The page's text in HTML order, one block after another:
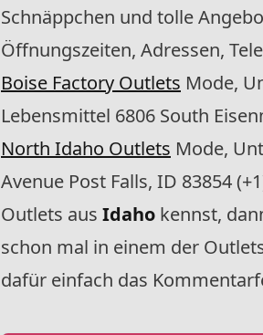
Schnäppchen und tolle
Öffnungszeiten, Adressen,
Boise Factory Outlets Mode,
Lebensmittel 6806 South
North Idaho Outlets Mode,
Avenue Post Falls, ID 83854
Outlets aus Idaho kennst,
schon mal in einem der
dafür einfach das